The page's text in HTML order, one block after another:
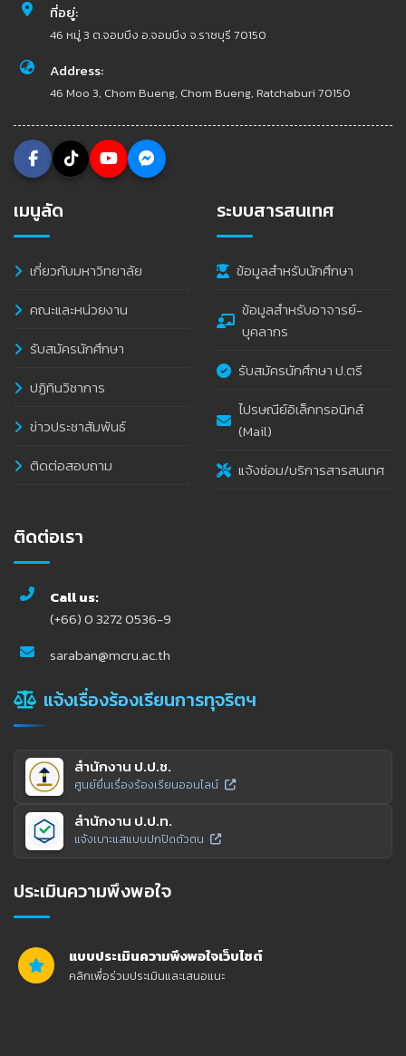
ที่อยู่:
46 หมู่ 3 ต.จอมบึง อ.จอมบึง จ.ราชบุรี 70150
Address:
46 Moo 3, Chom Bueng, Chom Bueng, Ratchaburi 70150
เมนูลัด
เกี่ยวกับมหาวิทยาลัย
คณะและหน่วยงาน
รับสมัครนักศึกษา
ปฏิทินวิชาการ
ข่าวประชาสัมพันธ์
ติดต่อสอบถาม
ระบบสารสนเทศ
ข้อมูลสำหรับนักศึกษา
ข้อมูลสำหรับอาจารย์-
บุคลากร
รับสมัครนักศึกษา ป.ตรี
ไปรษณีย์อิเล็กทรอนิกส์
(Mail)
แจ้งซ่อม/บริการสารสนเทศ
ติดต่อเรา
Call us:
(+66) 0 3272 0536-9
saraban@mcru.ac.th
แจ้งเรื่องร้องเรียนการทุจริตฯ
สำนักงาน ป.ป.ช.
ศูนย์ยื่นเรื่องร้องเรียนออนไลน์
สำนักงาน ป.ป.ท.
แจ้งเบาะแสแบบปกปิดตัวตน
ประเมินความพึงพอใจ
แบบประเมินความพึงพอใจเว็บไซต์
คลิกเพื่อร่วมประเมินและเสนอแนะ